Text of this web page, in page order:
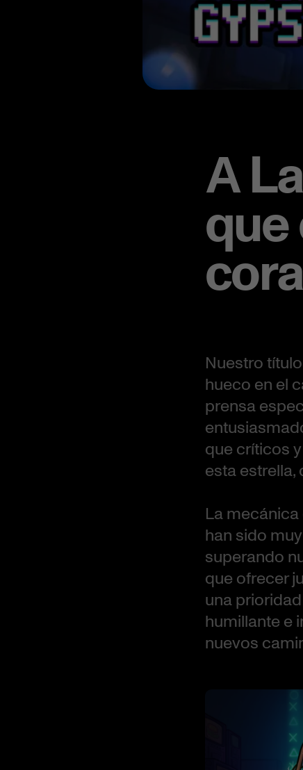
А
Nuestro
hueco en el
prensa
que críticos
esta
La
han sido
superando
que ofrecer
una
humillante e
nuevos